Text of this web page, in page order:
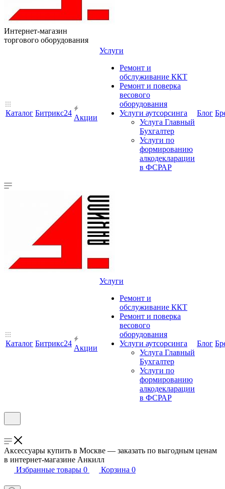
Интернет-магазин
торгового оборудования
Каталог Битрикс24
Акции
Услуги
Ремонт и
обслуживание ККТ
Ремонт и поверка
весового
оборудования
Услуги аутсорсинга
Услуга Главный
Бухгалтер
Услуги по
формированию
алкодекларации
в ФСРАР
Блог
Каталог Битрикс24
Акции
Услуги
Ремонт и
обслуживание ККТ
Ремонт и поверка
весового
оборудования
Услуги аутсорсинга
Услуга Главный
Бухгалтер
Услуги по
формированию
алкодекларации
в ФСРАР
Блог
Аксессуары купить в Москве — заказать по выгодным ценам
в интернет-магазине Анкилл
Избранные товары 0 Корзина 0